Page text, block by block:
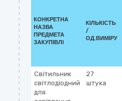
КОНКРЕТНА
НАЗВА
ПРЕДМЕТА
ЗАКУПІВЛІ
КІЛЬКІСТЬ
/
ОД.ВИМІРУ
Світильник
світлодіодний
для
27
штука